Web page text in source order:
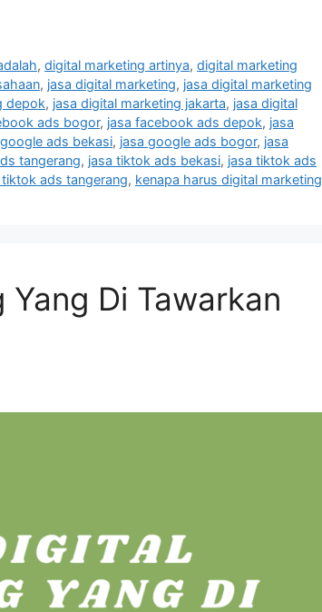
,digital marketing artinya,digital marketing
, jasa digital marketing, jasa digital marketing
depok, jasa digital marketing jakarta, jasa digital
ads bogor, jasa facebook ads depok, jasa
ads bekasi, jasa google ads bogor, jasa
tangerang, jasa tiktok ads bekasi, jasa tiktok ads
tiktok ads tangerang, kenapa harus digital marketing
Di Tawarkan